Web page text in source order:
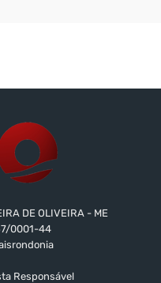
DE OLIVEIRA - ME
0001-44
Responsável